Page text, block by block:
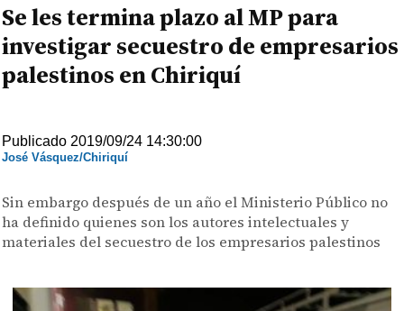
Se les termina plazo al MP para
investigar secuestro de empresarios
palestinos en Chiriquí
Publicado 2019/09/24 14:30:00
José Vásquez/Chiriquí
Sin embargo después de un año el Ministerio Público no
ha definido quienes son los autores intelectuales y
materiales del secuestro de los empresarios palestinos